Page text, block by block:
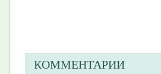
КОММЕНТАРИИ